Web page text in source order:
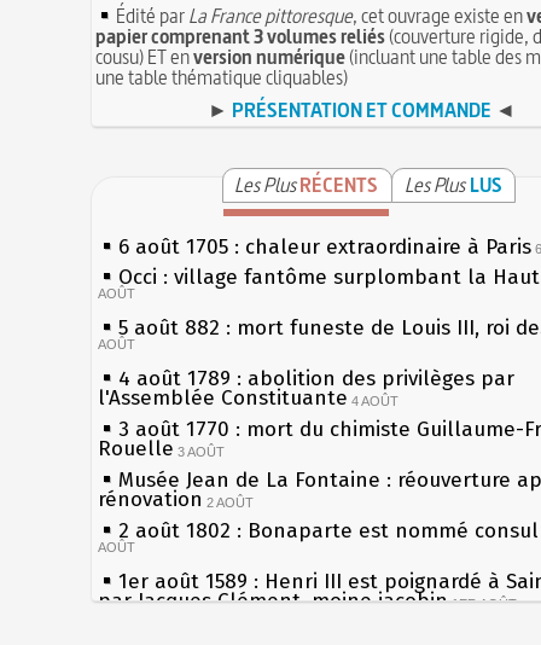
Édité parLa France pittoresque, cet ouvrage existe en
papier comprenant 3 volumes reliés(couverture rigide,
cousu) ET enversion numérique(incluant une table des
une table thématique cliquables)
► PRÉSENTATION ET COMMANDE ◄
Les PlusRÉCENTS Les Plus LUS
6 août 1705 : chaleur extraordinaire à Paris
Occi : village fantôme surplombant la
AOÛT
5 août 882 : mort funeste de Louis III, roi
AOÛT
4 août 1789 : abolition des privilèges par
l'Assemblée Constituante 4 AOÛT
3 août 1770 : mort du chimiste Guillaume-
Rouelle 3 AOÛT
Musée Jean de La Fontaine : réouverture
rénovation 2 AOÛT
2 août 1802 : Bonaparte est nommé
AOÛT
1er août 1589 : Henri III est poignardé à
par Jacques Clément, moine jacobin 1ER AOÛT